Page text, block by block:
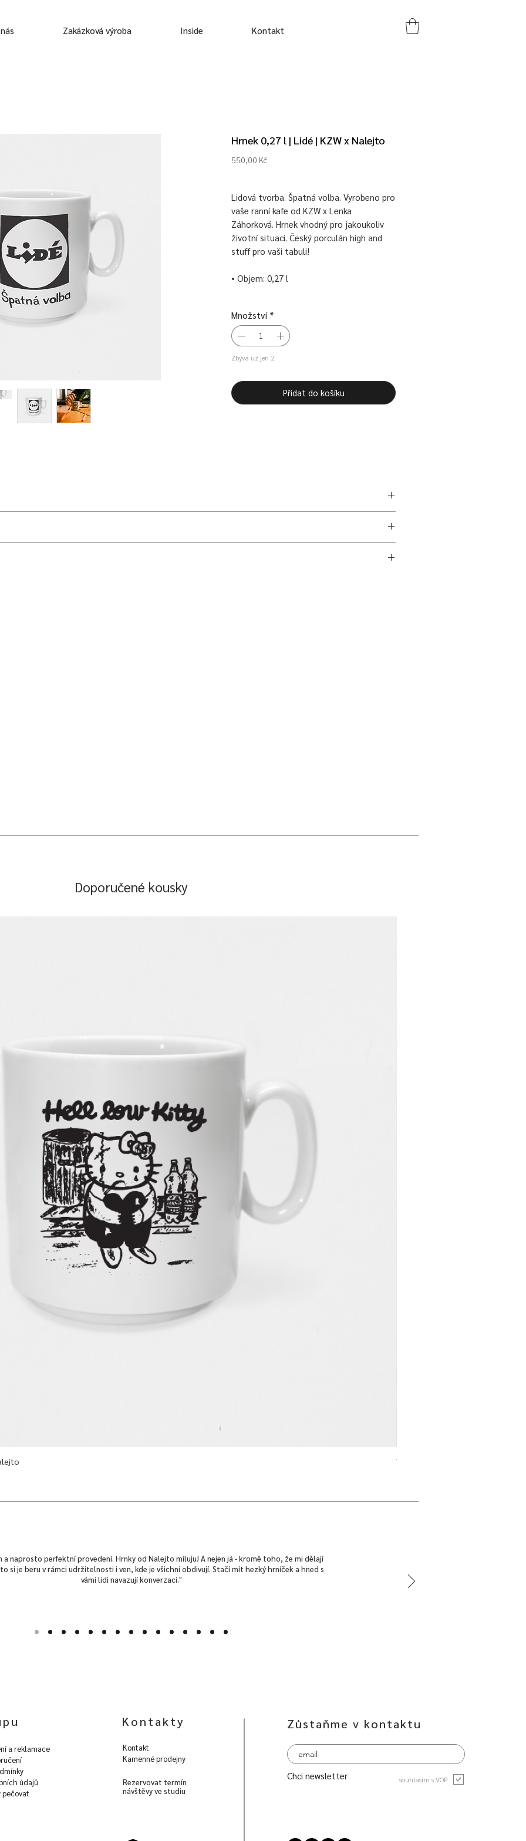
Zakázková výroba Inside Kontakt
Hrnek 0,27 l | Lidé | KZW x Nalejto
550,00 KčCena
Lidová tvorba. Špatná volba. Vyrobeno pro
vaše ranní kafe od KZW x Lenka
Záhorková. Hrnek vhodný pro jakoukoliv
životní situaci. Český porculán high and
stuff pro vaši tabuli!
• Objem: 0,27 l
Množství *
Zbývá už jen 2
Přidat do košíku
ilustrace a hesla, u nichž umístění na porcelán podtrhne jejich původní významy a konotace. Myslíme si
na špatné stravování nebo hazard dokážou rozzářit den každého sarkastického človíčka. Navíc dobře
forem přítomných v běžné české domácnosti.
Doporučené kousky
Talíř mělký | Dim Sum | KZW x Nalejto
a naprosto perfektní provedení. Hrnky od Nalejto miluju! A nejen já - kromě toho, že mi dělají
si je beru v rámci udržitelnosti i ven, kde je všichni obdivují. Stačí mít hezký hrníček a hned s
vámi lidi navazují konverzaci."
a reklamace
údajů
pečovat
Kontakty Zůstaňme v kontaktu
Chci newsletter souhlasím s VOP
Rezervovat termín
návštěvy ve studiu
Kontakt
Kamenné prodejny